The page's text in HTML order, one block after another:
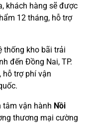
khách hàng sẽ được
12 tháng, hỗ trợ
thống kho bãi trải
đến Đồng Nai, TP.
hỗ trợ phí vận
tâm vận hành Nồi
thương mại cường